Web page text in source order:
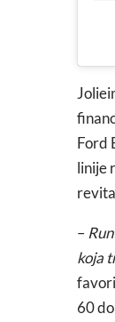
Ford
linije
–
koja
60